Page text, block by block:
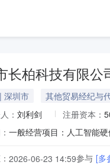
长柏科技有限公
深圳市 其他贸易经纪与
： 刘利剑 注册资本：
2026-06-23 14:59参与 [多